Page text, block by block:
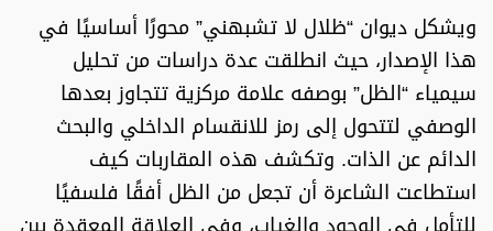
ويشكل ديوان “ظلال لا تشبهني”محورًا أساسيًا في
هذا الإصدار، حيث انطلقت عدة دراسات من تحليل
سيمياء “الظل” بوصفه علامة مركزية تتجاوز بعدها
الوصفي لتتحول إلى رمز للانقسام الداخلي والبحث
الدائم عن الذات. وتكشف هذه المقاربات كيف
استطاعت الشاعرة أن تجعل من الظل أفقًا فلسفيًا